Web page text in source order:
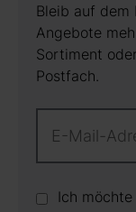
Bleib auf dem
Angebote
Sortiment
Postfach.
Ich